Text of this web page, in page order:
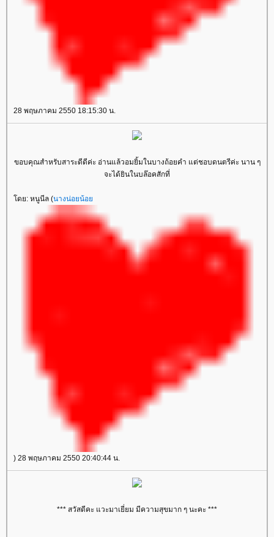
28 พฤษภาคม 2550 18:15:30 น.
ขอบคุณสำหรับสาระดีดีค่ะ อ่านแล้วอมยิ้มในบางถ้อยคำ แต่ชอบดนตรีค่ะ นาน ๆ
จะได้ยินในบล๊อคสักที่
ดย: หนูนีล (นางน่อยน้อ
) 28 พฤษภาคม 2550 20:40:44 น.
*** สวัสดีคะ แวะมาเยี่ยม มีความสุขมาก ๆ นะคะ ***